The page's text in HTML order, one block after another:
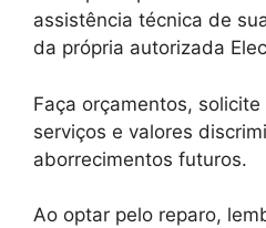
assistência técnica de
da própria autorizada
Faça orçamentos,
serviços e valores
aborrecimentos futuros.
Ao optar pelo reparo,